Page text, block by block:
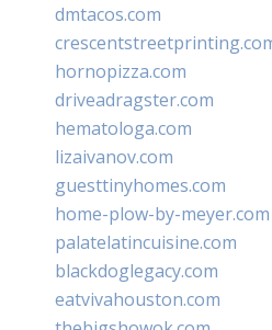
dmtacos.com
hornopizza.com
driveadragster.com
hematologa.com
lizaivanov.com
guesttinyhomes.com
home-plow-by-meyer.com
palatelatincuisine.com
blackdoglegacy.com
eatvivahouston.com